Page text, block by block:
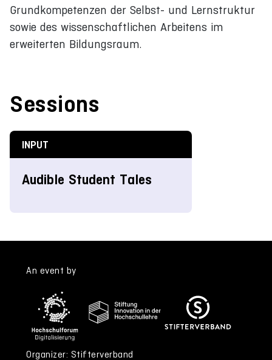
Grundkompetenzen der Selbst- und Lernstruktur
sowie des wissenschaftlichen Arbeitens im
erweiterten Bildungsraum.
Sessions
INPUT
Audible Student Tales
An event by
Organizer: Stifterverband